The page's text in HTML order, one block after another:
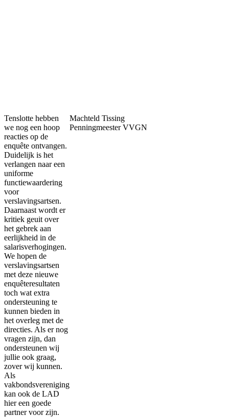
Tenslotte hebben
we nog een hoop
reacties op de
enquête ontvangen.
Duidelijk is het
verlangen naar een
uniforme
functiewaardering
voor
verslavingsartsen.
Daarnaast wordt er
kritiek geuit over
het gebrek aan
eerlijkheid in de
salarisverhogingen.
We hopen de
verslavingsartsen
met deze nieuwe
enquêteresultaten
toch wat extra
ondersteuning te
kunnen bieden in
het overleg met de
directies. Als er nog
vragen zijn, dan
ondersteunen wij
jullie ook graag,
zover wij kunnen.
Als
vakbondsvereniging
kan ook de LAD
hier een goede
partner voor zijn.
Machteld Tissing
Penningmeester VVGN